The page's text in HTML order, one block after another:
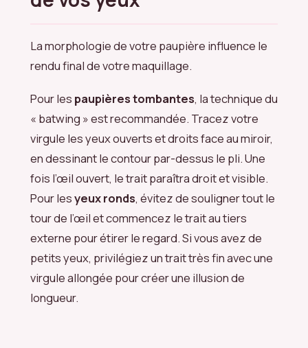
La morphologie de votre paupière influence le
rendu final de votre maquillage.
Pour les paupières tombantes, la technique du
« batwing » est recommandée. Tracez votre
virgule les yeux ouverts et droits face au miroir,
en dessinant le contour par-dessus le pli. Une
fois l’œil ouvert, le trait paraîtra droit et visible.
Pour lesyeux ronds, évitez de souligner tout le
tour de l’œil et commencez le trait au tiers
externe pour étirer le regard. Si vous avez de
petits yeux, privilégiez un trait très fin avec une
virgule allongée pour créer une illusion de
longueur.